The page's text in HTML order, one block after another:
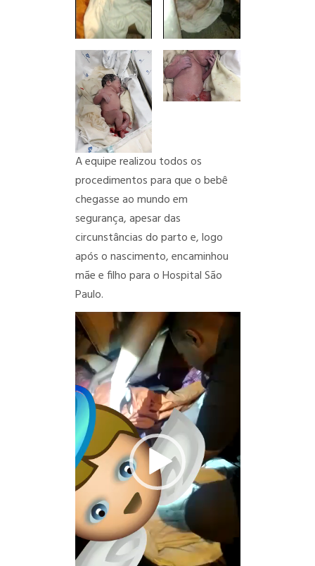
A equipe realizou todos os
procedimentos para que o bebê
chegasse ao mundo em
segurança, apesar das
circunstâncias do parto e, logo
após o nascimento, encaminhou
mãe e filho para o Hospital São
Paulo.
Tocador
de
vídeo